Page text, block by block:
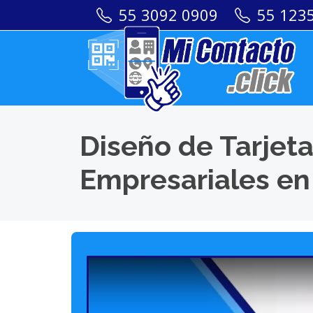
55 3092 0909 55
Diseño de
Empresariales